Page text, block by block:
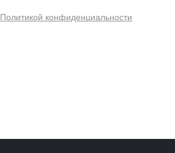
Политикой конфиденциальности